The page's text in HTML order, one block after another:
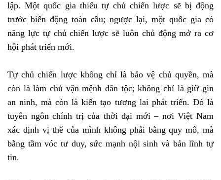
lập. Một quốc gia thiếu tự chủ chiến lược sẽ bị động
trước biến động toàn cầu; ngược lại, một quốc gia có
năng lực tự chủ chiến lược sẽ luôn chủ động mở ra cơ
hội phát triển mới.
Tự chủ chiến lược không chỉ là bảo vệ chủ quyền, mà
còn là làm chủ vận mệnh dân tộc; không chỉ là giữ gìn
an ninh, mà còn là kiến tạo tương lai phát triển. Đó là
tuyên ngôn chính trị của thời đại mới – nơi Việt Nam
xác định vị thế của mình không phải bằng quy mô, mà
bằng tầm vóc tư duy, sức mạnh nội sinh và bản lĩnh tự
tin.